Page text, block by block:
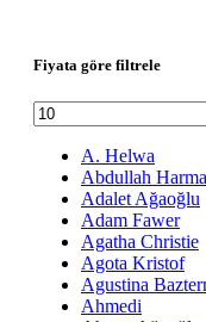
Fiyata göre filtrele
En
düşük
fiyat
A. Helwa
Abdullah
Adalet Ağaoğlu
Adam Fawer
Agatha Christie
Agota Kristof
Agustina
Ahmedi